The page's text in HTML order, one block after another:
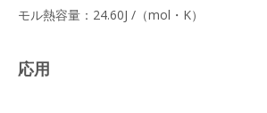
モル熱容量：24.60J /（mol・K）
応用